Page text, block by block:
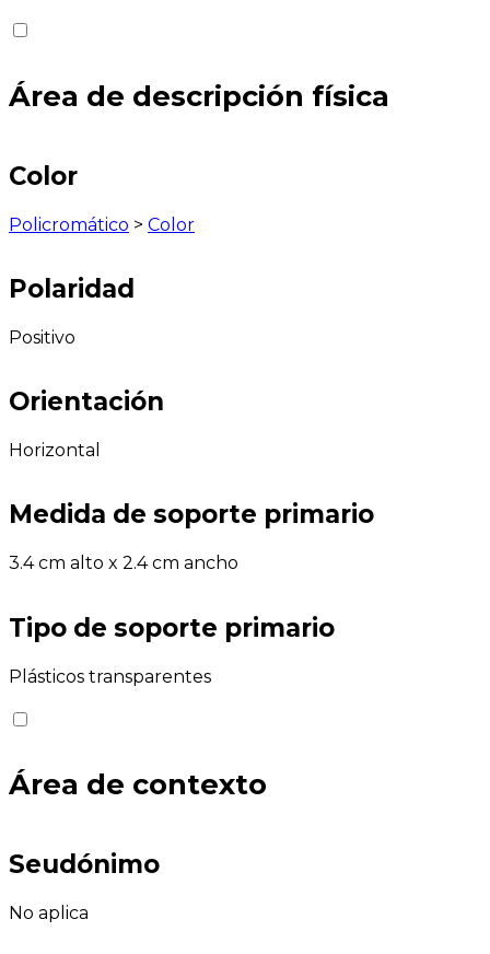
Área de descripción física
Color
Policromático > Color
Polaridad
Positivo
Orientación
Horizontal
Medida de soporte primario
3.4 cm alto x 2.4 cm ancho
Tipo de soporte primario
Plásticos transparentes
Área de contexto
Seudónimo
No aplica